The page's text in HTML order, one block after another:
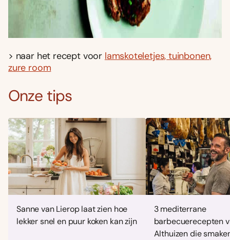
> naar het recept voor lamskoteletjes, tuinbonen,
zure room
Onze tips
Sanne van Lierop laat zien hoe
lekker snel en puur koken kan zijn
3 mediterrane
barbecuerecepten
Althuizen die